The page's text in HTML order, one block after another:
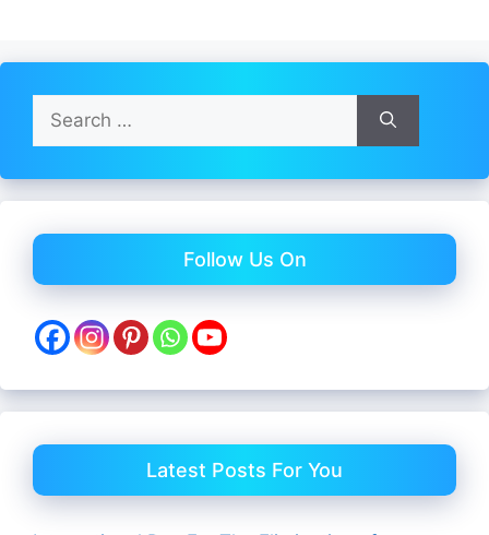
for:
Follow Us On
Latest Posts For You